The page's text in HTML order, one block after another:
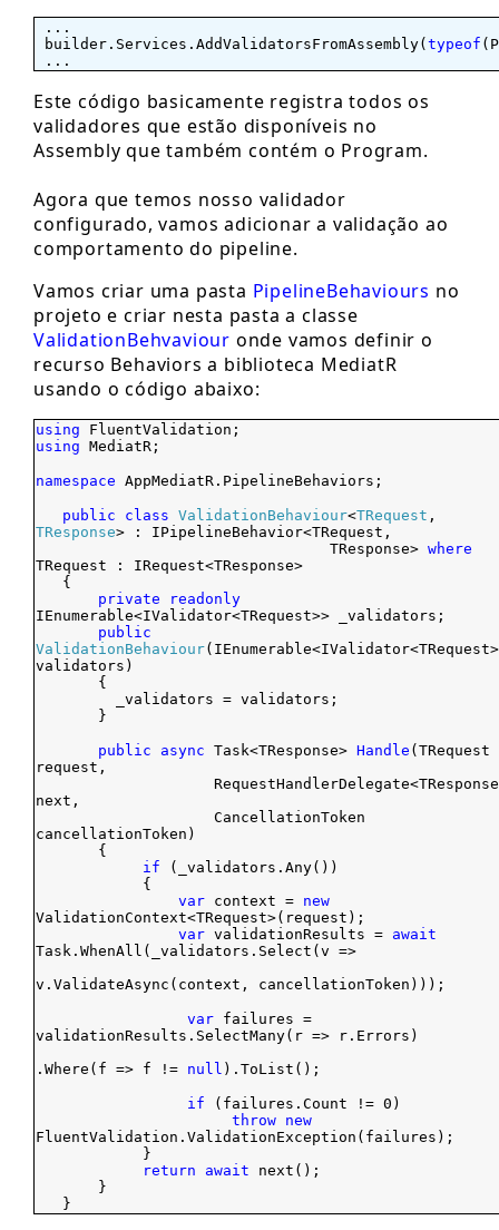
...
builder.Services.AddValidatorsFromAssembly(typeof
...
Este código basicamente registra todos os
validadores que estão disponíveis no
Assembly que também contém o Program.
Agora que temos nosso validador
configurado, vamos adicionar a validação ao
comportamento do pipeline.
Vamos criar uma pasta PipelineBehaviours no
projeto e criar nesta pasta a classe
ValidationBehvaviour onde vamos definir o
recurso Behaviors a biblioteca MediatR
usando o código abaixo:
using FluentValidation;
using MediatR;
namespace AppMediatR.PipelineBehaviors;
public class ValidationBehaviour<TRequest ,
TResponse> : IPipelineBehavior<TRequest,
TResponse> where
TRequest : IRequest<TResponse>
{
private
readonly
IEnumerable<IValidator<TRequest>> _validators;
public
ValidationBehaviour
validators)
{
_validators = validators;
}
public async Task<TResponse> Handle (TRequest
request,
next,
CancellationToken
cancellationToken)
{
if (_validators.Any())
{
var context = new
ValidationContext<TRequest>(request);
var validationResults = await
Task.WhenAll(_validators.Select(v =>
v.ValidateAsync(context, cancellationToken)));
var failures =
validationResults.SelectMany(r => r.Errors)
.Where(f => f != null ).ToList();
if (failures.Count != 0)
throw new
FluentValidation.ValidationException(failures);
}
return
await next();
}
}